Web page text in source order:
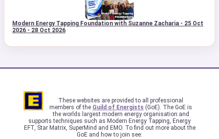
Modern Energy Tapping Foundation with Suzanne Zacharia - 25 Oct
2026 - 28 Oct 2026
These websites are provided to all professional
members of the Guild of Energists (GoE). The GoE is
the worlds largest modern energy organisation and
supports techniques such as Modern Energy Tapping, Energy
EFT, Star Matrix, SuperMind and EMO. To find out more about the
GoE and how to join see: